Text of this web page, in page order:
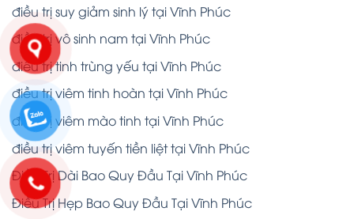
điều trị suy giảm sinh lý tại Vĩnh Phúc
điều trị vô sinh nam tại Vĩnh Phúc
điều trị tinh trùng yếu tại Vĩnh Phúc
điều trị viêm tinh hoàn tại Vĩnh Phúc
điều trị viêm mào tinh tại Vĩnh Phúc
điều trị viêm tuyến tiền liệt tại Vĩnh Phúc
Điều Trị Dài Bao Quy Đầu Tại Vĩnh Phúc
Điều Trị Hẹp Bao Quy Đầu Tại Vĩnh Phúc